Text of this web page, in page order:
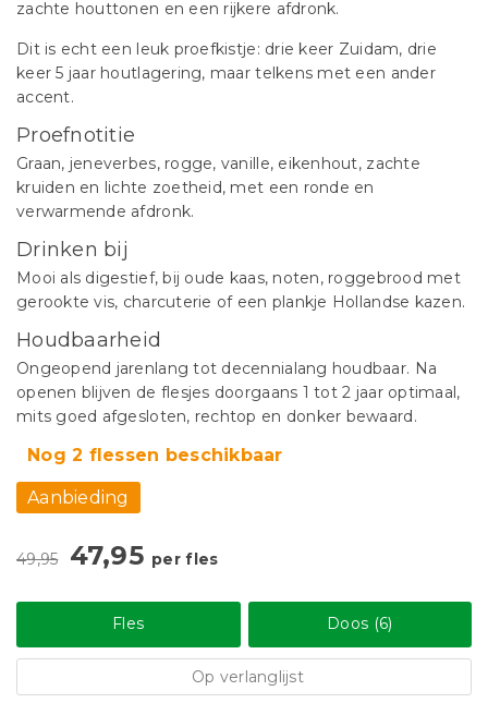
zachte houttonen en een rijkere afdronk.
Dit is echt een leuk proefkistje: drie keer Zuidam, drie
keer 5 jaar houtlagering, maar telkens met een ander
accent.
Proefnotitie
Graan, jeneverbes, rogge, vanille, eikenhout, zachte
kruiden en lichte zoetheid, met een ronde en
verwarmende afdronk.
Drinken bij
Mooi als digestief, bij oude kaas, noten, roggebrood met
gerookte vis, charcuterie of een plankje Hollandse kazen.
Houdbaarheid
Ongeopend jarenlang tot decennialang houdbaar. Na
openen blijven de flesjes doorgaans 1 tot 2 jaar optimaal,
mits goed afgesloten, rechtop en donker bewaard.
Nog 2 flessen beschikbaar
Aanbieding
49,95 47,95 per fles
Fles Doos (6)
Op verlanglijst